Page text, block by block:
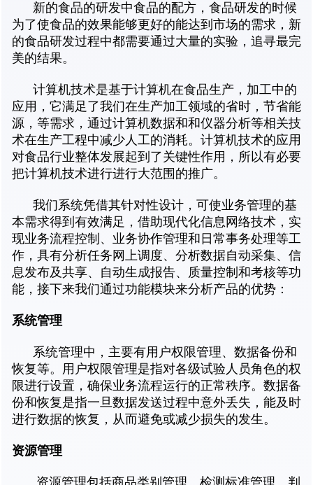
新的食品的研发中食品的配方，食品研发的时候
为了使食品的效果能够更好的能达到市场的需求，新
的食品研发过程中都需要通过大量的实验，追寻最完
美的结果。
计算机技术是基于计算机在食品生产，加工中的
应用，它满足了我们在生产加工领域的省时，节省能
源，等需求，通过计算机数据和和仪器分析等相关技
术在生产工程中减少人工的消耗。计算机技术的应用
对食品行业整体发展起到了关键性作用，所以有必要
把计算机技术进行进行大范围的推广。
我们系统凭借其针对性设计，可使业务管理的基
本需求得到有效满足，借助现代化信息网络技术，实
现业务流程控制、业务协作管理和日常事务处理等工
作，具有分析任务网上调度、分析数据自动采集、信
息发布及共享、自动生成报告、质量控制和考核等功
能，接下来我们通过功能模块来分析产品的优势：
系统管理
系统管理中，主要有用户权限管理、数据备份和
恢复等。用户权限管理是指对各级试验人员角色的权
限进行设置，确保业务流程运行的正常秩序。数据备
份和恢复是指一旦数据发送过程中意外丢失，能及时
进行数据的恢复，从而避免或减少损失的发生。
资源管理